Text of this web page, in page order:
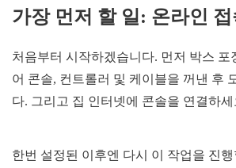
가장 먼저 할 일 : 온라인
처음부터 시작하겠습니다. 먼저 박스 포
어 콘솔, 컨트롤러 및 케이블을 꺼낸 후
다. 그리고 집 인터넷에 콘솔을 연결하세
한번 설정된 이후엔 다시 이 작업을 진